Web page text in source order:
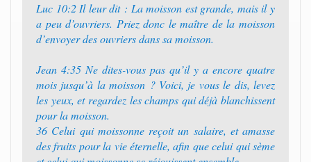
Luc 10:2 Il leur dit : La moisson est grande, mais il y
a peu d’ouvriers. Priez donc le maître de la moisson
d’envoyer des ouvriers dans sa moisson.
Jean 4:35 Ne dites-vous pas qu’il y a encore quatre
mois jusqu’à la moisson ? Voici, je vous le dis, levez
les yeux, et regardez les champs qui déjà blanchissent
pour la moisson.
36 Celui qui moissonne reçoit un salaire, et amasse
des fruits pour la vie éternelle, afin que celui qui sème